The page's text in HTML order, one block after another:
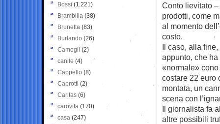
Conto lievitato
prodotti, come
al momento
costo.
Il caso, alla
appunto, che
«normale»
costare 22 euro
montata, un
scena con
Il giornalista fa
altre possibili
Bossi (1.221)
Brambilla (38)
Brunetta (83)
Burlando (26)
Camogli (2)
canile (4)
Cappello (8)
Caprotti (2)
Caritas (6)
carovita (170)
casa (247)